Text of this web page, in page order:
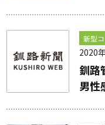
新型
2020
釧路
男性